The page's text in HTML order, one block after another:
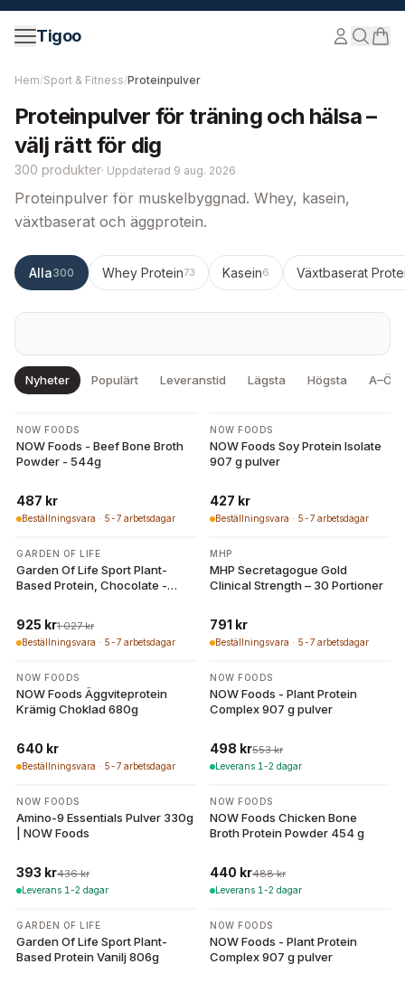
Hoppa till innehåll
Tigoo
Hem/Sport & Fitness/Proteinpulver
Proteinpulver för träning och hälsa –
välj rätt för dig
300 produkter· Uppdaterad 9 aug. 2026
Proteinpulver för muskelbyggnad. Whey, kasein,
växtbaserat och äggprotein.
Alla300 Whey Protein73 Kasein6 Växtbaserat
Nyheter Populärt Leveranstid Lägsta Högsta A–Ö
NOW FOODS
NOW Foods - Beef Bone Broth
Powder - 544g
487 kr
Beställningsvara · 5-7 arbetsdagar
NOW FOODS
NOW Foods Soy Protein Isolate
907 g pulver
427 kr
Beställningsvara · 5-7 arbetsdagar
-10%
GARDEN OF LIFE
Garden Of Life Sport Plant-
Based Protein, Chocolate -
925 kr1 027 kr
Beställningsvara · 5-7 arbetsdagar
MHP
MHP Secretagogue Gold
Clinical Strength – 30 Portioner
791 kr
Beställningsvara · 5-7 arbetsdagar
NOW FOODS
NOW Foods Äggviteprotein
Krämig Choklad 680g
640 kr
Beställningsvara · 5-7 arbetsdagar
-10%
NOW FOODS
NOW Foods - Plant Protein
Complex 907 g pulver
498 kr553 kr
Leverans 1-2 dagar
-10%
NOW FOODS
Amino-9 Essentials Pulver 330g
| NOW Foods
393 kr436 kr
Leverans 1-2 dagar
-10%
NOW FOODS
NOW Foods Chicken Bone
Broth Protein Powder 454 g
440 kr488 kr
Leverans 1-2 dagar
GARDEN OF LIFE
Garden Of Life Sport Plant-
Based Protein Vanilj 806g
NOW FOODS
NOW Foods - Plant Protein
Complex 907 g pulver